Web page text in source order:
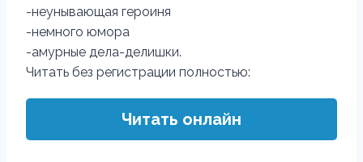
-неунывающая героиня
-немного юмора
-амурные дела-делишки.
Читать без регистрации полностью:
Читать онлайн